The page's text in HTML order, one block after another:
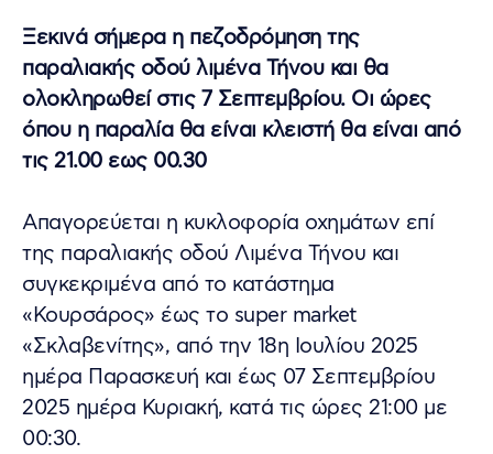
Ξεκινά σήμερα η πεζοδρόμηση της
παραλιακής οδού λιμένα Τήνου και θα
ολοκληρωθεί στις 7 Σεπτεμβρίου. Οι ώρες
όπου η παραλία θα είναι κλειστή θα είναι από
τις 21.00 εως 00.30
Απαγορεύεται η κυκλοφορία οχημάτων επί
της παραλιακής οδού Λιμένα Τήνου και
συγκεκριμένα από το κατάστημα
«Κουρσάρος» έως το super market
«Σκλαβενίτης», από την 18η Ιουλίου 2025
ημέρα Παρασκευή και έως 07 Σεπτεμβρίου
2025 ημέρα Κυριακή, κατά τις ώρες 21:00 με
00:30.